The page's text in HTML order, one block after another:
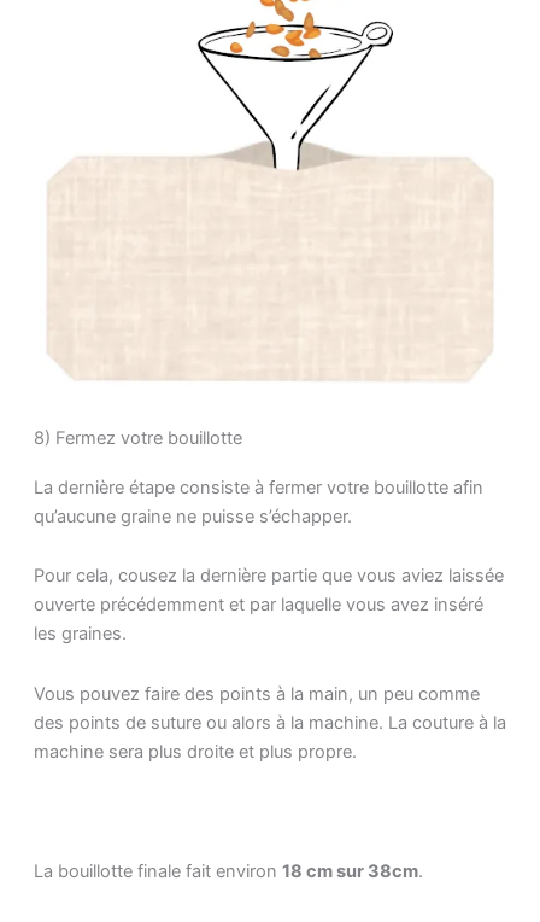
8) Fermez votre bouillotte
La dernière étape consiste à fermer votre bouillotte afin
qu’aucune graine ne puisse s’échapper.
Pour cela, cousez la dernière partie que vous aviez laissée
ouverte précédemment et par laquelle vous avez inséré
les graines.
Vous pouvez faire des points à la main, un peu comme
des points de suture ou alors à la machine. La couture à la
machine sera plus droite et plus propre.
La bouillotte finale fait environ 18 cm sur 38cm.